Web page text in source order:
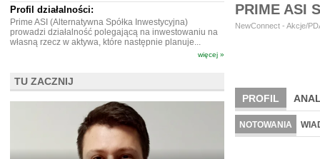
PRIME ASI
NewConnect - Akcje/
PROFIL
BR LAB
NOTOWANIA
Profil działalności:
Prime ASI (Alternatywna Spółka Inwestycyjna)
prowadzi działalność polegającą na inwestowaniu na
własną rzecz w aktywa, które następnie planuje...
więcej »
TU ZACZNIJ